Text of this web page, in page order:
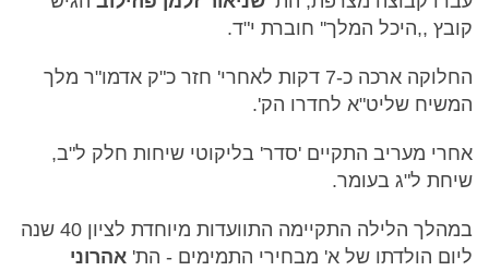
קובץ ,,היכל המלך'' חוברת י"ד.
החלוקה ארכה כ-7 דקות לאחרי' חזר כ"ק אדמו"ר מלך
המשיח שליט"א לחדרו הק'.
אחרי מעריב התקיים 'סדר' בליקוטי שיחות חלק ל"ב,
שיחת ל"ג בעומר.
במהלך הלילה התקיימה התוועדות מיוחדת לציון 40 שנה
ליום הולדתו של א' מבחירי התמימים - הת' אהרוני